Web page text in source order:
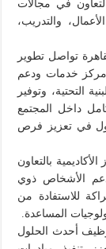
في مجالات
والتدريب،
تواصل تطوير
خدمات ودعم
التحتية، وتوفير
داخل المجتمع
في تعزيز فرص
بالتعاون
الأشخاص ذوي
للاستفادة من
المساعدة.
أحدث الحلول